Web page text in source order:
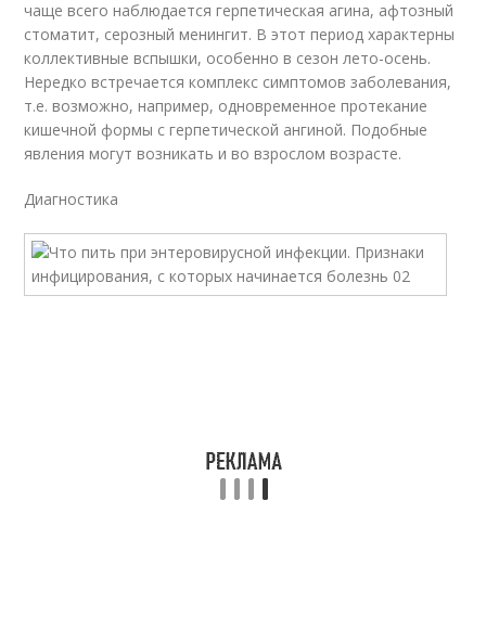
чаще всего наблюдается герпетическая агина, афтозный
стоматит, серозный менингит. В этот период характерны
коллективные вспышки, особенно в сезон лето-осень.
Нередко встречается комплекс симптомов заболевания,
т.е. возможно, например, одновременное протекание
кишечной формы с герпетической ангиной. Подобные
явления могут возникать и во взрослом возрасте.
Диагностика